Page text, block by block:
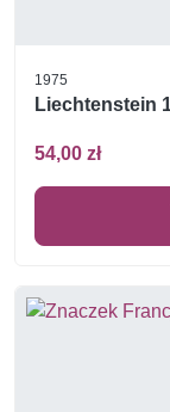
1975
Liechtenstein
54,00 zł